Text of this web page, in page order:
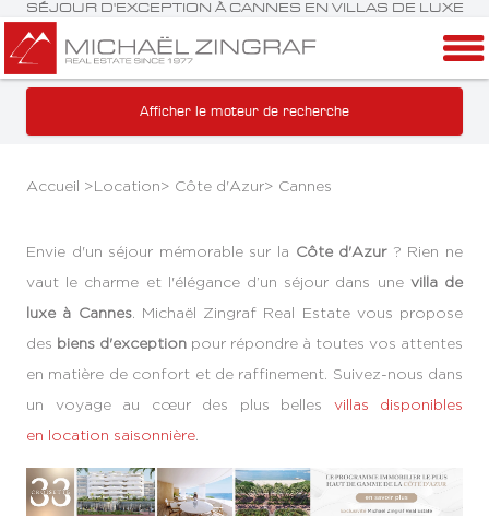
SÉJOUR D'EXCEPTION À CANNES EN VILLAS DE LUXE
Afficher le moteur de recherche
Accueil >Location> Côte d'Azur> Cannes
Envie d'un séjour mémorable sur la Côte d'Azur? Rien ne
vaut le charme et l'élégance d’un séjour dans une villa de
luxe à Cannes. Michaël Zingraf Real Estate vous propose
des biens d'exception pour répondre à toutes vos attentes
en matière de confort et de raffinement. Suivez-nous dans
un voyage au cœur des plus belles villas disponibles
en location saisonnière